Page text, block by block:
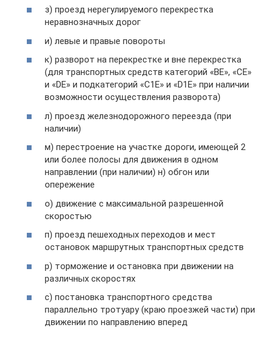
з) проезд нерегулируемого перекрестка
неравнозначных дорог
и) левые и правые повороты
к) разворот на перекрестке и вне перекрестка
(для транспортных средств категорий «ВЕ», «СЕ»
и «DE» и подкатегорий «С1Е» и «D1E» при наличии
возможности осуществления разворота)
л) проезд железнодорожного переезда (при
наличии)
м) перестроение на участке дороги, имеющей 2
или более полосы для движения в одном
направлении (при наличии) н) обгон или
опережение
о) движение с максимальной разрешенной
скоростью
п) проезд пешеходных переходов и мест
остановок маршрутных транспортных средств
р) торможение и остановка при движении на
различных скоростях
с) постановка транспортного средства
параллельно тротуару (краю проезжей части) при
движении по направлению вперед